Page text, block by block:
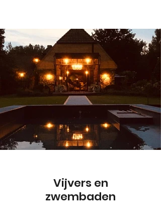
Vijvers en
zwembaden